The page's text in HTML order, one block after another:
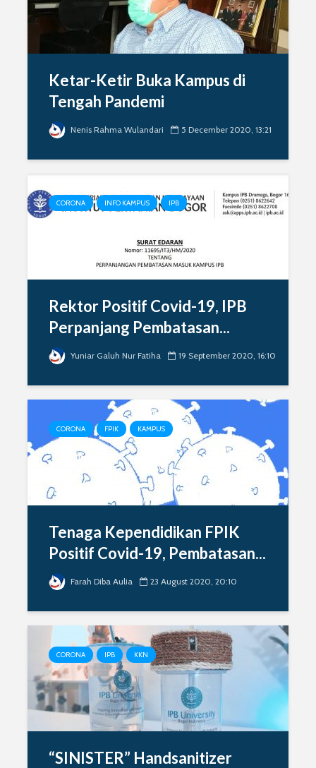
Ketar-Ketir Buka Kampus di
Tengah Pandemi
Nenis Rahma Wulandari 5 December 2020, 13:21
CORONA INFO KAMPUS IPB
Rektor Positif Covid-19, IPB
Perpanjang Pembatasan...
Yuniar Galuh Nur Fatiha 19 September 2020, 16:10
CORONA FPIK KAMPUS
Tenaga Kependidikan FPIK
Positif Covid-19, Pembatasan...
Farah Diba Aulia 23 August 2020, 20:10
CORONA IPB KKN
“SINISTER” Handsanitizer